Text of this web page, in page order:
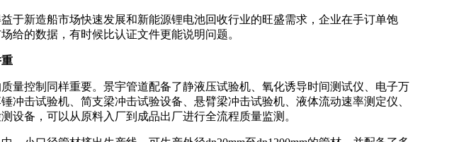
于新造船市场快速发展和新能源锂电池回收行业的旺盛需求，企业在手订单饱
给的数据，有时候比认证文件更能说明问题。
量控制同样重要。景宇管道配备了静液压试验机、氧化诱导时间测试仪、电子万
冲击试验机、简支梁冲击试验设备、悬臂梁冲击试验机、液体流动速率测定仪、
设备，可以从原料入厂到成品出厂进行全流程质量监测。